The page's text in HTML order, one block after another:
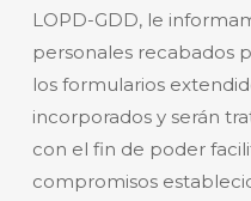
LOPD-GDD, le
personales recabados
los formularios
incorporados y serán
con el fin de poder
compromisos